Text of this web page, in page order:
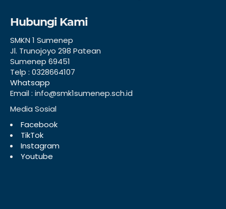
Hubungi Kami
SMKN 1 Sumenep
Jl. Trunojoyo 298 Patean
Sumenep 69451
Telp : 0328664107
Whatsapp
Email : info@smk1sumenep.sch.id
Media Sosial
Facebook
TikTok
Instagram
Youtube